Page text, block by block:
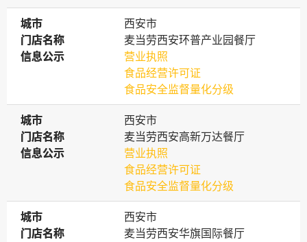
城市
城市
西安市
门店名称
门店名称
麦当劳西安环普产业园餐厅
信息公示
信息公示
营业执照
食品经营许可证
食品安全监督量化分级
城市
城市
西安市
门店名称
门店名称
麦当劳西安高新万达餐厅
信息公示
信息公示
营业执照
食品经营许可证
食品安全监督量化分级
城市
城市
西安市
门店名称
门店名称
麦当劳西安华旗国际餐厅